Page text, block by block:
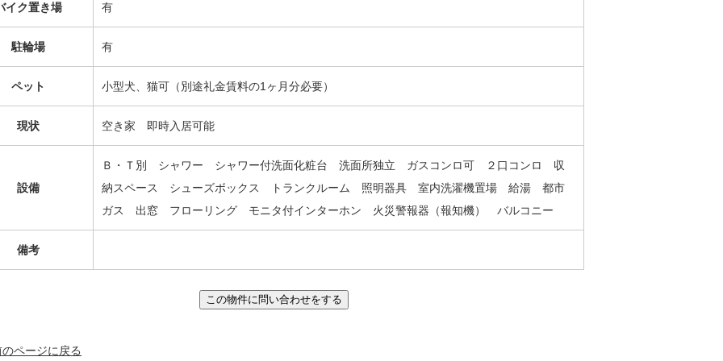
イク置き場 有
駐輪場 有
ペット 小型犬、猫可（別途礼金賃料の1ヶ月分必要）
現状 空き家 即時入居可能
設備
Ｂ・Ｔ別 シャワー シャワー付洗面化粧台 洗面所独立 ガスコンロ可 ２口コンロ 収
納スペース シューズボックス トランクルーム 照明器具 室内洗濯機置場 給湯 都市
ガス 出窓 フローリング モニタ付インターホン 火災警報器（報知機） バルコニー
備考
ページに戻る